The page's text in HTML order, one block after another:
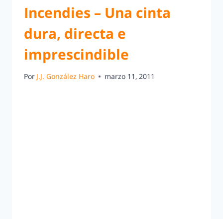
Incendies – Una cinta
dura, directa e
imprescindible
Por J.J. González Haro marzo 11, 2011